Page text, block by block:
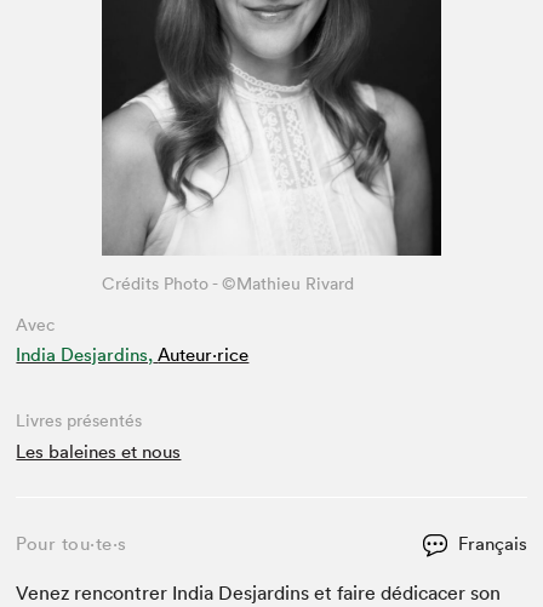
Avec
India Desjardins, Auteur·rice
Crédits Photo - ©Mathieu Rivard
Livres présentés
Les baleines et nous
Pour tou⋅te⋅s Français
Venez ren­con­tr­er India Des­jardins et faire dédi­cac­er son